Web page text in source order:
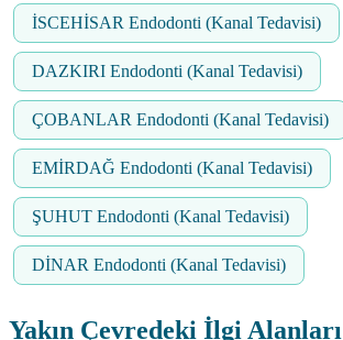
İSCEHİSAR Endodonti (Kanal Tedavisi)
DAZKIRI Endodonti (Kanal Tedavisi)
ÇOBANLAR Endodonti (Kanal Tedavisi)
EMİRDAĞ Endodonti (Kanal Tedavisi)
ŞUHUT Endodonti (Kanal Tedavisi)
DİNAR Endodonti (Kanal Tedavisi)
Yakın Çevredeki İlgi Alanları